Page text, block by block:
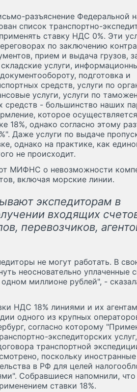
разъяснение Федеральной
список транспортно-
ставку НДС 0%. Эти
по заключению
прием и выдача грузов,
услуги,
подготовка и
средств, услуги по
услуги, услуги по
- большинство наших
которое
18%, однако согласно этому
Даже услуги по выдаче
однако на практике, как
не происходит.
МИФНС о невозможности
включая морские линии.
экспедиторам в
входящих
перевозчиков,
не могут работать. В
неосновательно уплаченные
миллионе рублей", -
НДС 18% линиями и их
одного из крупных
согласно которому
экспедиторских
транспортной
поскольку иностранные
в РФ для целей
Собравшиеся напомнили,
ставки 18%.